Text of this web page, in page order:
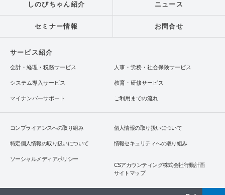
しのびちゃん紹介 ニュース
セミナー情報 お問合せ
サービス紹介
会計・経理・税務サービス 人事・労務・社会保険サービス
システム導入サービス 教育・研修サービス
マイナンバーサポート ご利用までの流れ
コンプライアンスへの取り組み 個人情報の取り扱いについて
特定個人情報の取り扱いについて 情報セキュリティへの取り組み
ソーシャルメディアポリシー
CSアカウンティング株式会社行動計画
サイトマップ